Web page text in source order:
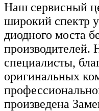
Наш сервисный
широкий спектр
диодного моста
специалисты,
оригинальных
произведена